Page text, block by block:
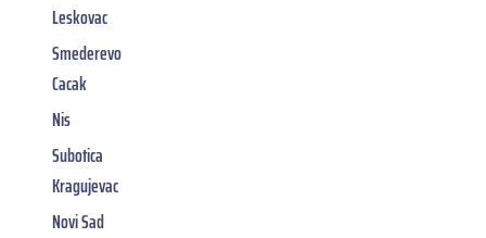
Leskovac
Smederevo
Cacak
Nis
Subotica
Kragujevac
Novi Sad